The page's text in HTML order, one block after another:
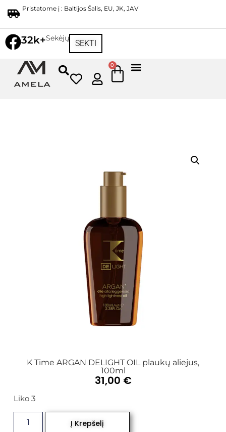
Pristatome į : Baltijos Šalis, EU, JK, JAV
32k+Sekėjų
SEKTI
0
K Time ARGAN DELIGHT OIL plaukų aliejus,
100ml
31,00 €
Liko 3
Į Krepšelį